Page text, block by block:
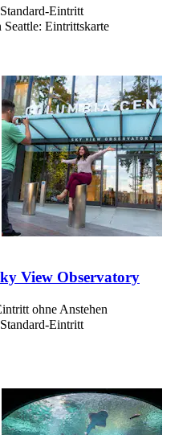
Eintritt
Eintrittskarte
View Observatory
ohne Anstehen
Eintritt